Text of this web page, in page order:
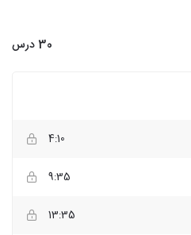
30 درس
4:10
9:35
13:35